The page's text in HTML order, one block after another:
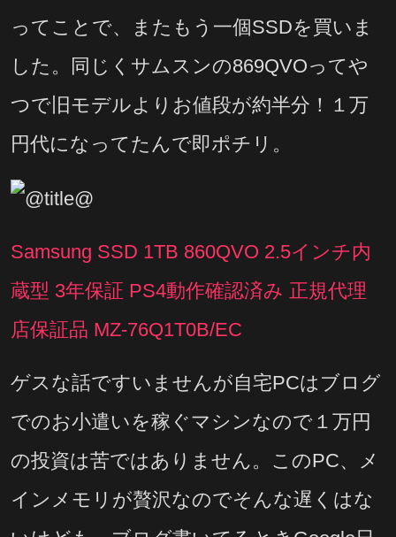
ってことで、またもう一個SSDを買いま
した。同じくサムスンの869QVOってや
つで旧モデルよりお値段が約半分！１万
円代になってたんで即ポチリ。
Samsung SSD 1TB 860QVO 2.5インチ内
蔵型 3年保証 PS4動作確認済み 正規代理
店保証品 MZ-76Q1T0B/EC
ゲスな話ですいませんが自宅PCはブログ
でのお小遣いを稼ぐマシンなので１万円
の投資は苦ではありません。このPC、メ
インメモリが贅沢なのでそんな遅くはな